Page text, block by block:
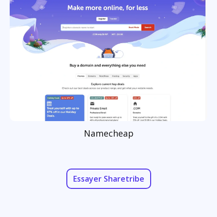
Namecheap
Essayer Sharetribe